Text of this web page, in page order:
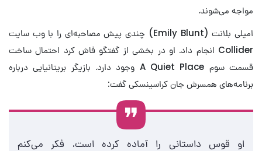
مواجه می‌شوند.
امیلی بلانت (Emily Blunt) چندی پیش مصاحبه‌ای را با وب سایت
Collider انجام داد. او در بخشی از گفتگو فاش کرد احتمال ساخت
قسمت سوم A Quiet Place وجود دارد. بازیگر بریتانیایی درباره
برنامه‌های همسرش جان کراسینسکی گفت:
او قوس داستانی را آماده کرده است. فکر می‌کنم